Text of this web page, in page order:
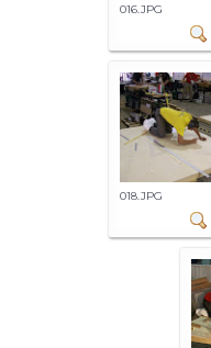
016.JPG
018.JPG